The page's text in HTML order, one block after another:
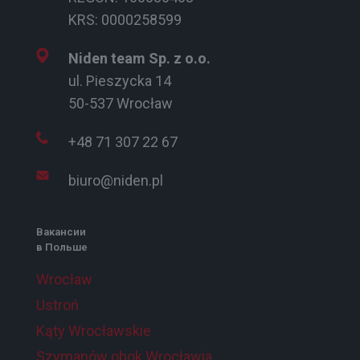
KRS: 0000258599
Niden team Sp. z o.o.
ul. Pieszycka 14
50-537 Wrocław
+48 71 307 22 67
biuro@niden.pl
Вакансии
в Польше
Wrocław
Ustroń
Kąty Wrocławskie
Szymanów obok Wrocławia